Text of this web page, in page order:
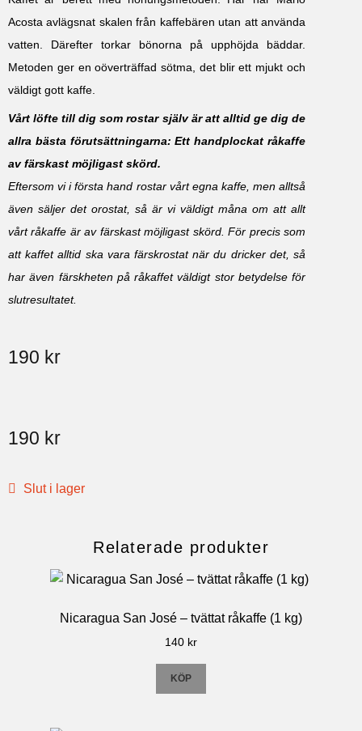
Acosta avlägsnat skalen från kaffebären utan att använda
vatten. Därefter torkar bönorna på upphöjda bäddar.
Metoden ger en oöverträffad sötma, det blir ett mjukt och
väldigt gott kaffe.
Vårt löfte till dig som rostar själv är att alltid ge dig de
allra bästa förutsättningarna: Ett handplockat råkaffe
av färskast möjligast skörd.
Eftersom vi i första hand rostar vårt egna kaffe, men alltså
även säljer det orostat, så är vi väldigt måna om att allt
vårt råkaffe är av färskast möjligast skörd. För precis som
att kaffet alltid ska vara färskrostat när du dricker det, så
har även färskheten på råkaffet väldigt stor betydelse för
slutresultatet.
190 kr
190 kr
Slut i lager
Relaterade produkter
Nicaragua San José – tvättat råkaffe (1 kg)
140 kr
KÖP